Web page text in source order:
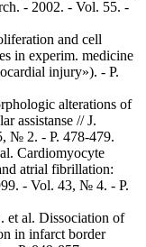
- 2002. - Vol. 55. -
and cell
in experim. medicine
injury»). - P.
alterations of
assistanse // J.
№ 2. - P. 478-479.
Cardiomyocyte
atrial fibrillation:
- Vol. 43, № 4. - P.
et al. Dissociation of
in infarct border